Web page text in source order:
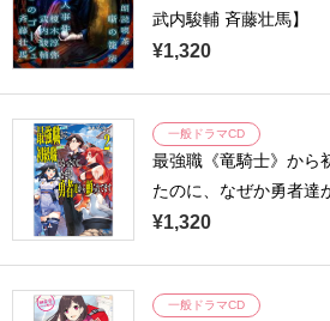
武内駿輔 斉藤壮馬】
¥1,320
一般ドラマCD
最強職《竜騎士》から
たのに、なぜか勇者
セット
¥1,320
一般ドラマCD